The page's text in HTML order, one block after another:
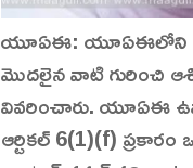
యూఏఈ: యూఏఈలోని ఉపాధి
మొదలైన వాటి గురించి
వివరించారు. యూఏఈ
ఆర్టికల్ 6(1)(f)